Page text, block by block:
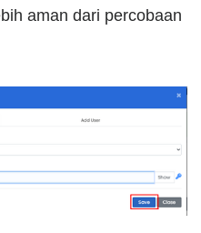
aman dari percobaan